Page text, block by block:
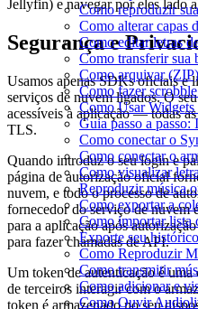
Como reproduzir
Como alterar capas
Como editar letras
Como transferir sua
Como arquivar
Como fazer
Como Usar
Guia passo a
Como conectar o
Como conectar o
Como visualizar
Reproduzir música
Como exportar a
Como importar lista
Exporte seu
Como Reproduzir
Como transmitir
Como adicionar e
Como Ouvir
Jellyfin) e navegar por eles lado
Segurança e
Usamos apenas SDKs oficiais e
serviços de nuvem ligados. O
acessíveis à aplicação — todas
TLS.
Quando introduz o seu login e
página de autorização oficial
nuvem, e todo o processo de
fornecedor do serviço de nuvem
para a aplicação após
para fazer chamadas de API.
Um token de autenticação é
de terceiros interagir com o
token é armazenado no seu